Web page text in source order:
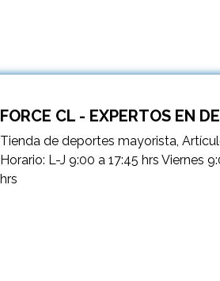
FORCE CL - EXPERTOS EN
Tienda de deportes mayorista,
Horario: L-J 9:00 a 17:45 hrs Viernes
hrs